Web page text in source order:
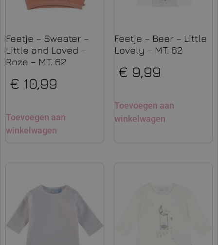
Feetje – Sweater –
Little and Loved –
Roze – MT. 62
€ 10,99
Toevoegen aan
winkelwagen
Feetje – Beer – Little
Lovely – MT. 62
€ 9,99
Toevoegen aan
winkelwagen